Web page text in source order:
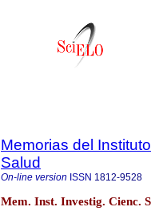
Memorias del
Salud
On-line version ISSN 1812-9528
Mem. Inst. Investig. Cienc.